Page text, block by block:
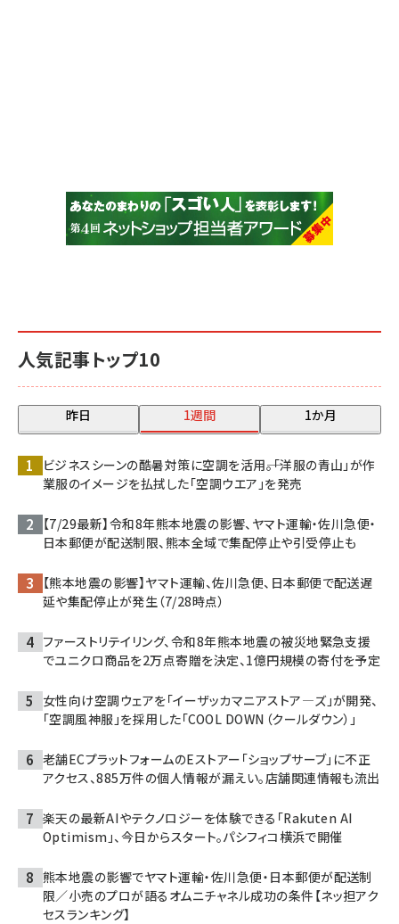
人気記事トップ10
昨日 1週間 1か月
ビジネスシーンの酷暑対策に空調を活用――。「洋服の青山」が作
業服のイメージを払拭した「空調ウエア」を発売
【7/29最新】令和8年熊本地震の影響、ヤマト運輸・佐川急便・
日本郵便が配送制限、熊本全域で集配停止や引受停止も
【熊本地震の影響】ヤマト運輸、佐川急便、日本郵便で配送遅
延や集配停止が発生（7/28時点）
ファーストリテイリング、令和8年熊本地震の被災地緊急支援
でユニクロ商品を2万点寄贈を決定、1億円規模の寄付を予定
女性向け空調ウェアを「イーザッカマニアストア―ズ」が開発、
「空調風神服」を採用した「COOL DOWN（クールダウン）」
老舗ECプラットフォームのEストアー「ショップサーブ」に不正
アクセス、885万件の個人情報が漏えい。店舗関連情報も流出
楽天の最新AIやテクノロジーを体験できる「Rakuten AI
Optimism」、今日からスタート。パシフィコ横浜で開催
熊本地震の影響でヤマト運輸・佐川急便・日本郵便が配送制
限／小売のプロが語るオムニチャネル成功の条件【ネッ担アク
セスランキング】